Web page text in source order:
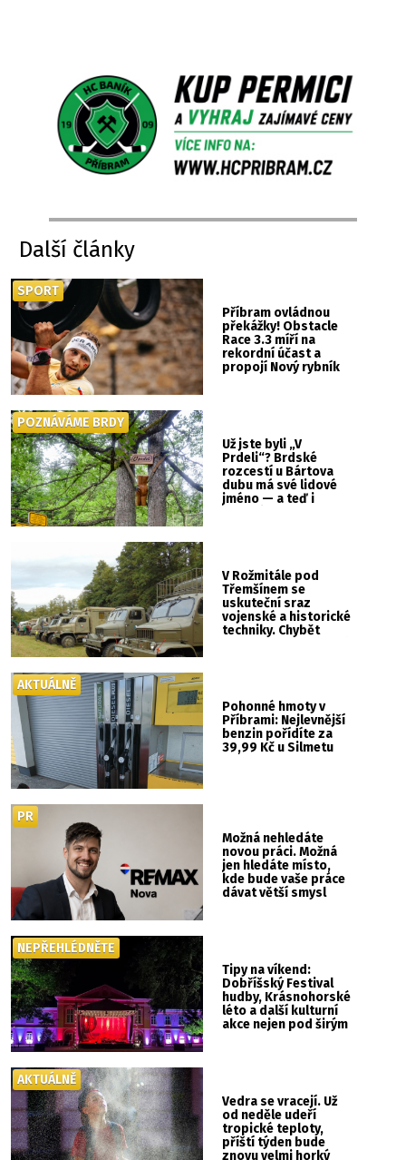
Další články
Příbram ovládnou
překážky! Obstacle
Race 3.3 míří na
rekordní účast a
propojí Nový rybník
SPORT
Už jste byli „V
Prdeli“? Brdské
rozcestí u Bártova
dubu má své lidové
jméno — a teď i
POZNÁVÁME BRDY
V Rožmitále pod
Třemšínem se
uskuteční sraz
vojenské a historické
techniky. Chybět
Pohonné hmoty v
Příbrami: Nejlevnější
benzin pořídíte za
39,99 Kč u Silmetu
AKTUÁLNĚ
Možná nehledáte
novou práci. Možná
jen hledáte místo,
kde bude vaše práce
dávat větší smysl
PR
Tipy na víkend:
Dobříšský Festival
hudby, Krásnohorské
léto a další kulturní
akce nejen pod širým
NEPŘEHLÉDNĚTE
Vedra se vracejí. Už
od neděle udeří
tropické teploty,
příští týden bude
znovu velmi horký
AKTUÁLNĚ